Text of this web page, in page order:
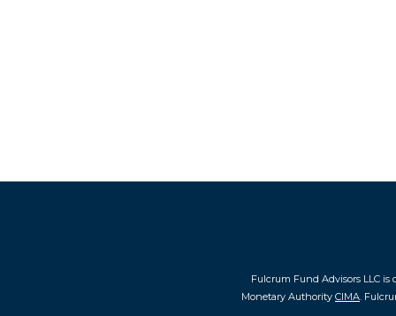
Fulcrum Fund Advisors LLC is
Monetary Authority CIMA.